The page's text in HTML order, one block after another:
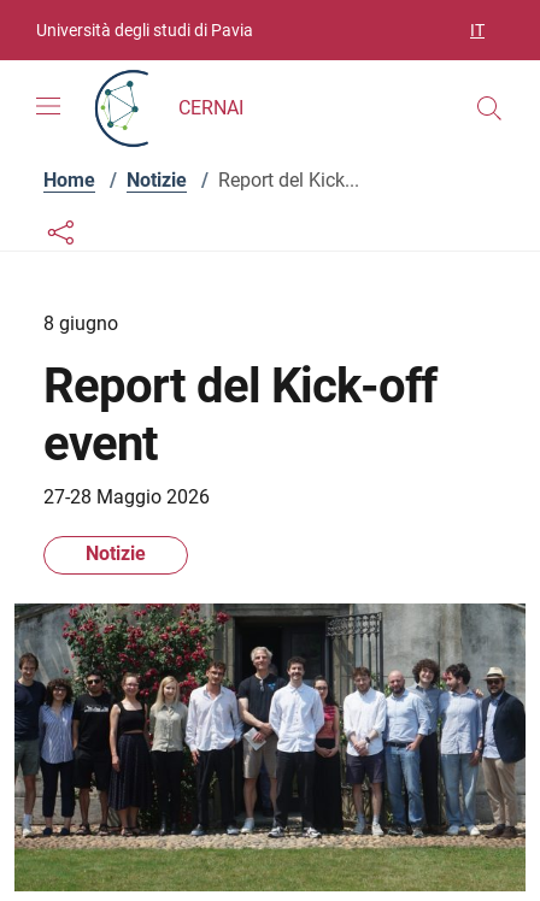
Università degli studi di Pavia IT
CERNAI
Home / Notizie / Report del Kick...
Links condivisione social
Bottone condivisione social
8 giugno
Report del Kick-off
event
27-28 Maggio 2026
Notizie